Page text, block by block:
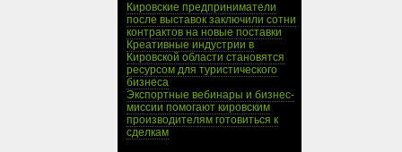
Кировские предприниматели
после выставок заключили сотни
контрактов на новые поставки
Креативные индустрии в
Кировской области становятся
ресурсом для туристического
бизнеса
Экспортные вебинары и бизнес-
миссии помогают кировским
производителям готовиться к
сделкам